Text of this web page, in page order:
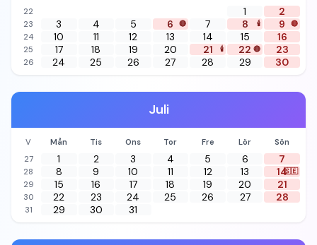
22
1 2
23 3 4 5 6 🔴 7 8 🕯️ 9 🔴
24 10 11 12 13 14 15 16
25 17 18 19 20 21 🕯️ 22 🔴 23
26 24 25 26 27 28 29 30
Juli
V Mån Tis Ons Tor Fre Lör
Sön
27
1 2 3 4 5 6 7
28 8 9 10 11 12 13 14🇸🇪
29 15 16 17 18 19 20 21
30 22 23 24 25 26 27 28
31 29 30 31